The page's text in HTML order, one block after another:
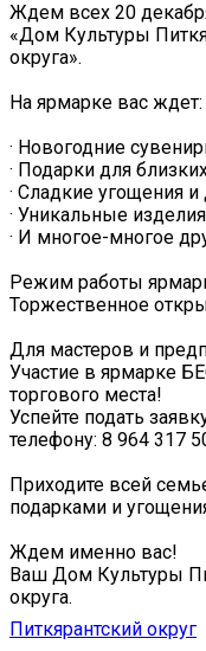
Ждем всех 20
«Дом Культуры
округа».
На ярмарке вас ждет:
· Новогодние
· Подарки для
· Сладкие угощения
· Уникальные
· И многое-многое
Режим работы
Торжественное
Для мастеров и
Участие в ярмарке
торгового места!
Успейте подать
телефону: 8 964 317
Приходите всей
подарками и
Ждем именно вас!
Ваш Дом Культуры
округа.
Питкярантский округ